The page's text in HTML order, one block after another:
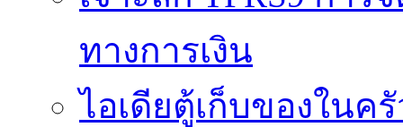
ทางการเงิน
ไอเดียตู้เก็บของในค